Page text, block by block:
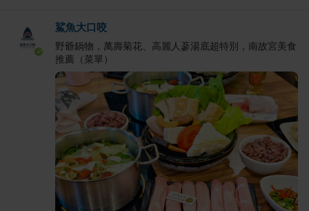
鯊魚大口咬
野爺鍋物，萬壽菊花、高麗人蔘湯底超特別，南故宮美食
推薦（菜單）